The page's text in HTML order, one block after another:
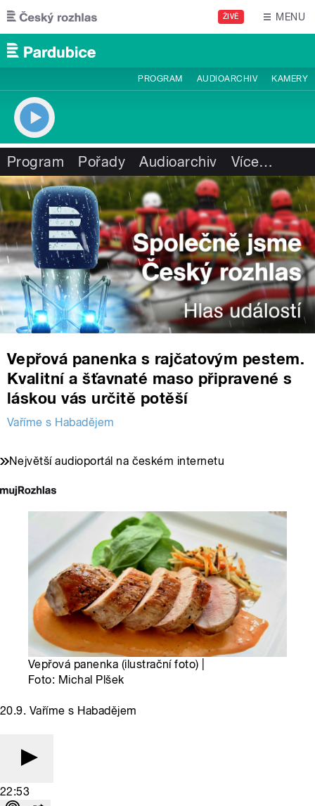
Přejít k hlavnímu obsahu
ŽIVĚ MENU
PROGRAM AUDIOARCHIV KAMERY
Program Pořady Audioarchiv Více…
Vepřová panenka s rajčatovým pestem.
Kvalitní a šťavnaté maso připravené s
láskou vás určitě potěší
Vaříme s Habadějem
Největší audioportál na českém internetu
Vepřová panenka (ilustrační foto) |
Foto: Michal Plšek
20.9. Vaříme s Habadějem
22:53